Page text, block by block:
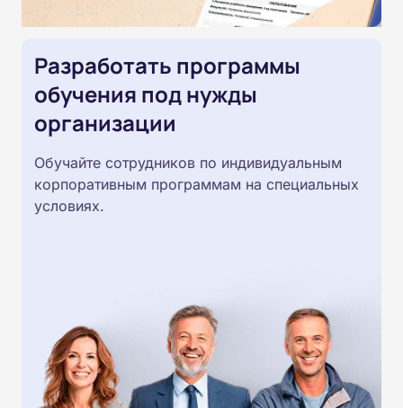
Разработать программы
обучения под нужды
организации
Обучайте сотрудников по индивидуальным
корпоративным программам на специальных
условиях.